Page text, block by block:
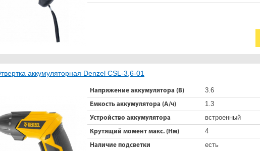
аккумуляторная Denzel CSL-3,6-01
Напряжение аккумулятора (В) 3.6
Емкость аккумулятора (А/ч) 1.3
Устройство аккумулятора встроенный
Крутящий момент макс. (Нм) 4
Наличие подсветки есть